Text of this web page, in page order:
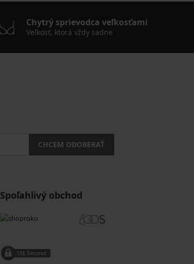
Chytrý sprievodca veľkosťami
Veľkosť, ktorá vždy sadne
CHCEM ODOBERAŤ
Spoľahlivý obchod